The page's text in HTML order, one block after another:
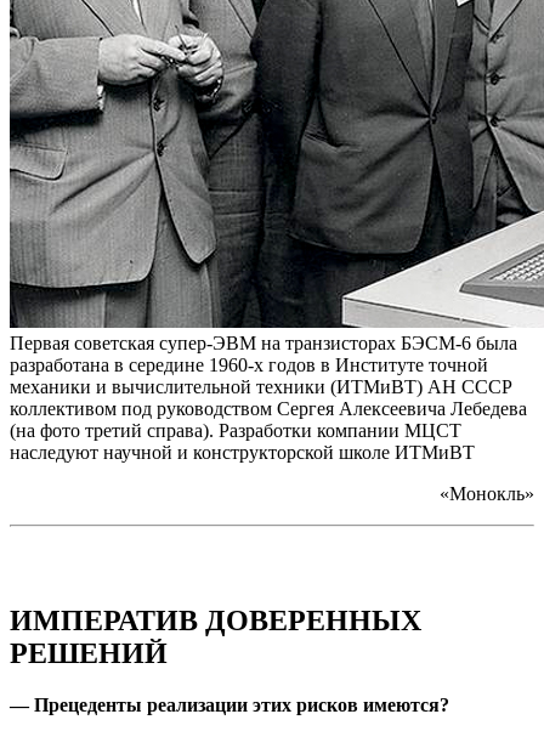
Первая советская супер-ЭВМ на транзисторах БЭСМ-6 была
разработана в середине 1960-х годов в Институте точной
механики и вычислительной техники (ИТМиВТ) АН СССР
коллективом под руководством Сергея Алексеевича Лебедева
(на фото третий справа). Разработки компании МЦСТ
наследуют научной и конструкторской школе ИТМиВТ
«Монокль»
ИМПЕРАТИВ ДОВЕРЕННЫХ
РЕШЕНИЙ
— Прецеденты реализации этих рисков имеются?